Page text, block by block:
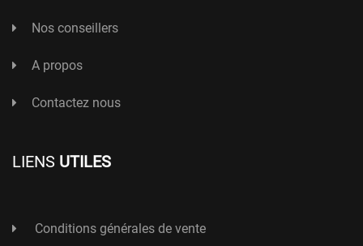
Nos conseillers
A propos
Contactez nous
LIENS UTILES
Conditions générales de vente